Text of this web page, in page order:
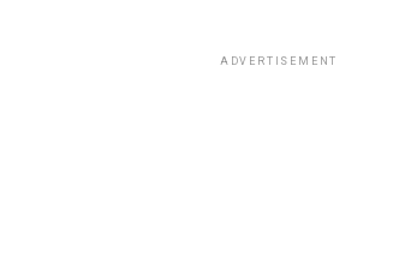
ADVERTISEMENT